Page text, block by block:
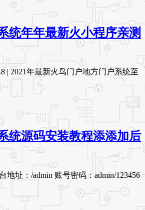
统年年最新火小程序亲测
| 2021年最新火鸟门户地方门户系统至
统源码安装教程添添加后
地址：/admin 账号密码：admin/123456